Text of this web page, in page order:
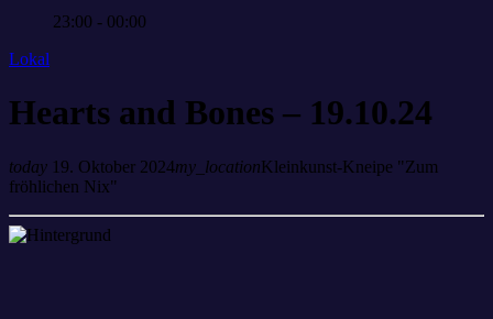
23:00 - 00:00
Lokal
Hearts and Bones – 19.10.24
today 19. Oktober 2024my_locationKleinkunst-Kneipe "Zum
fröhlichen Nix"